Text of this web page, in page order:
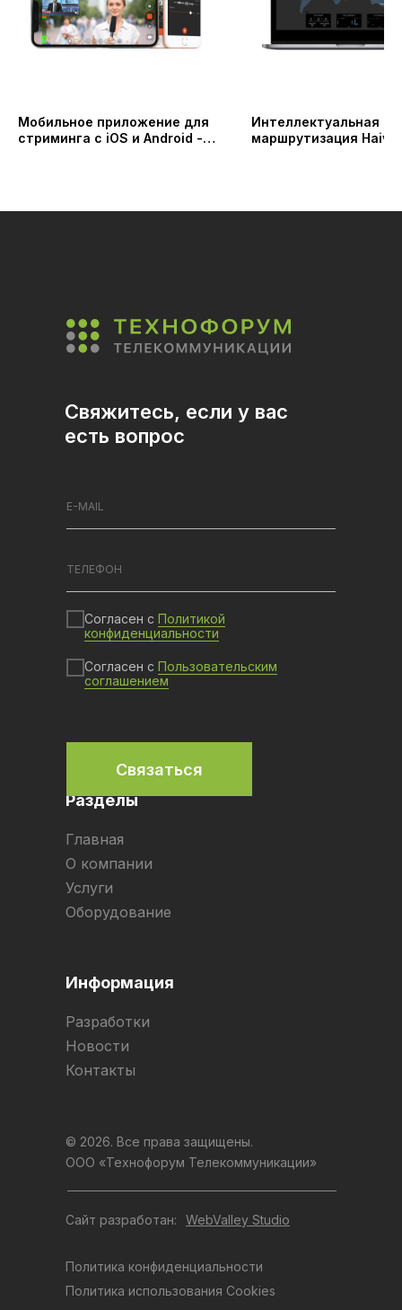
Мобильное приложение для
стриминга с iOS и Android -
Интеллектуальная
маршрутизация
Разделы
Информация
Главная
О компании
Услуги
Оборудование
Разработки
Новости
Контакты
Политика использования Cookies
Политика конфиденциальности
© 2026. Все права защищены.
ООО «Технофорум Телекоммуникации»
Сайт разработан:
Согласен с Политикой
конфиденциальности
Согласен с Пользовательским
соглашением
Связаться
Свяжитесь, если у вас
есть вопрос
WebValley Studio